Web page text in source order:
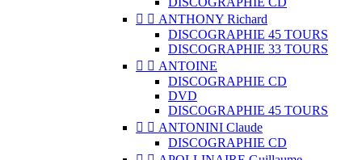
  ANTHONY Richard
DISCOGRAPHIE 45 TOURS
DISCOGRAPHIE 33 TOURS
  ANTOINE
DISCOGRAPHIE CD
DVD
DISCOGRAPHIE 45 TOURS
  ANTONINI Claude
DISCOGRAPHIE CD